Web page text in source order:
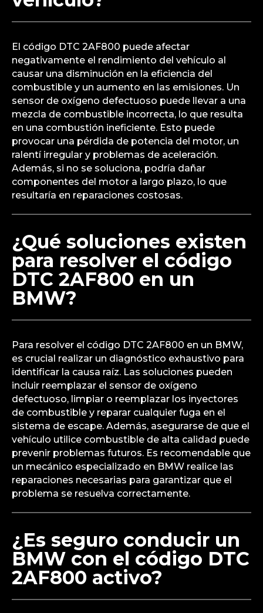
El código DTC 2AF800 puede afectar
negativamente el rendimiento del vehículo al
causar una disminución en la eficiencia del
combustible y un aumento en las emisiones. Un
sensor de oxígeno defectuoso puede llevar a una
mezcla de combustible incorrecta, lo que resulta
en una combustión ineficiente. Esto puede
provocar una pérdida de potencia del motor, un
ralentí irregular y problemas de aceleración.
Además, si no se soluciona, podría dañar
componentes del motor a largo plazo, lo que
resultaría en reparaciones costosas.
¿Qué soluciones existen
para resolver el código
DTC 2AF800 en un
BMW?
Para resolver el código DTC 2AF800 en un BMW,
es crucial realizar un diagnóstico exhaustivo para
identificar la causa raíz. Las soluciones pueden
incluir reemplazar el sensor de oxígeno
defectuoso, limpiar o reemplazar los inyectores
de combustible y reparar cualquier fuga en el
sistema de escape. Además, asegurarse de que el
vehículo utilice combustible de alta calidad puede
prevenir problemas futuros. Es recomendable que
un mecánico especializado en BMW realice las
reparaciones necesarias para garantizar que el
problema se resuelva correctamente.
¿Es seguro conducir un
BMW con el código DTC
2AF800 activo?